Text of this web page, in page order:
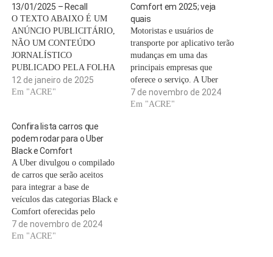
13/01/2025 – Recall
O TEXTO ABAIXO É UM
ANÚNCIO PUBLICITÁRIO,
NÃO UM CONTEÚDO
JORNALÍSTICO
PUBLICADO PELA FOLHA
DE S.PAULO A Moto Honda
da Amazônia, pautada pelo seu
proprietários das motocicletas
dos modelos Gold Wing e
Gold Wing Tour, ano 2019, a
comparecerem a uma das
concessionárias…
12 de janeiro de 2025
Em "ACRE"
Comfort em 2025; veja
quais
Motoristas e usuários de
transporte por aplicativo terão
mudanças em uma das
principais empresas que
oferece o serviço. A Uber
anunciou uma atualização nas
regras para veículos das
7 de novembro de 2024
Em "ACRE"
Confira lista carros que
podem rodar para o Uber
Black e Comfort
A Uber divulgou o compilado
de carros que serão aceitos
para integrar a base de
veículos das categorias Black e
Comfort oferecidas pelo
aplicativo. A lista atualizada
dos modelos foi desenvolvida
7 de novembro de 2024
Em "ACRE"